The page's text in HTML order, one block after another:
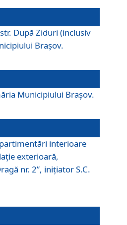
După Ziduri (inclusiv
Braşov.
Municipiului Braşov.
interioare
exterioară,
nr. 2”, iniţiator S.C.